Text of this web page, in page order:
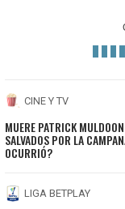
CINE Y TV
MUERE PATRICK
SALVADOS POR LA
OCURRIÓ?
LIGA BETPLAY